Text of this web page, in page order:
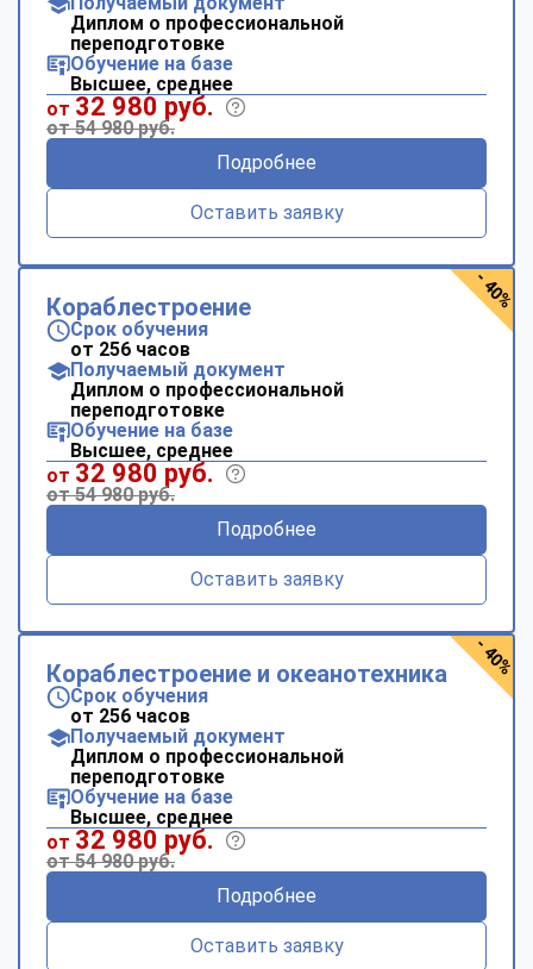
Диплом о профессиональной
переподготовке
Обучение на базе
Высшее, среднее
от 32 980 руб.
от 54 980 руб.
Подробнее
Оставить заявку
Кораблестроение
Срок обучения
от 256 часов
Получаемый документ
Диплом о профессиональной
переподготовке
Обучение на базе
Высшее, среднее
от 32 980 руб.
от 54 980 руб.
Подробнее
Оставить заявку
- 40%
Кораблестроение и океанотехника
Срок обучения
от 256 часов
Получаемый документ
Диплом о профессиональной
переподготовке
Обучение на базе
Высшее, среднее
от 32 980 руб.
от 54 980 руб.
Подробнее
Оставить заявку
- 40%